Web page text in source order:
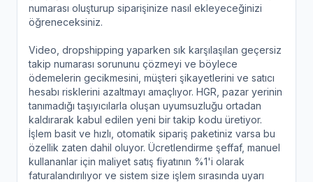
numarası oluşturup siparişinize nasıl ekleyeceğinizi
öğreneceksiniz.
Video, dropshipping yaparken sık karşılaşılan geçersiz
takip numarası sorununu çözmeyi ve böylece
ödemelerin gecikmesini, müşteri şikayetlerini ve satıcı
hesabı risklerini azaltmayı amaçlıyor. HGR, pazar yerinin
tanımadığı taşıyıcılarla oluşan uyumsuzluğu ortadan
kaldırarak kabul edilen yeni bir takip kodu üretiyor.
İşlem basit ve hızlı, otomatik sipariş paketiniz varsa bu
özellik zaten dahil oluyor. Ücretlendirme şeffaf, manuel
kullananlar için maliyet satış fiyatının %1'i olarak
faturalandırılıyor ve sistem size işlem sırasında uyarı